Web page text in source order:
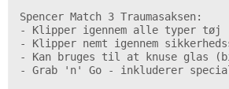
Spencer Match 3 Traumasaksen:
- Klipper igennem alle typer tøj
- Klipper nemt igennem
- Kan bruges til at knuse glas
- Grab 'n' Go - inkluderer